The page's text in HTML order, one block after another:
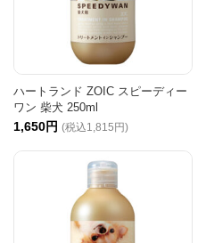
ハートランド ZOIC スピーディー
ワン 柴犬 250ml
1,650円 (税込1,815円)